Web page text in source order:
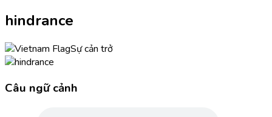
hindrance
Sự cản trở
Câu ngữ cảnh